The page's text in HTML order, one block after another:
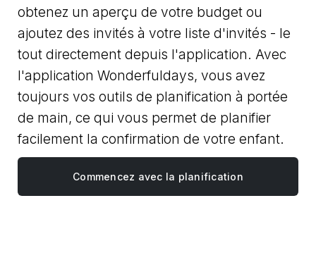
obtenez un aperçu de votre budget ou
ajoutez des invités à votre liste d'invités - le
tout directement depuis l'application. Avec
l'application Wonderfuldays, vous avez
toujours vos outils de planification à portée
de main, ce qui vous permet de planifier
facilement la confirmation de votre enfant.
Commencez avec la planification